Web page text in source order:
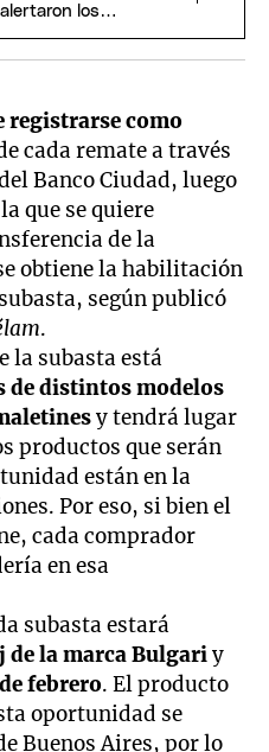
los
registrarse como
cada remate a través
Banco Ciudad, luego
que se quiere
de la
obtiene la habilitación
según publicó
.
la subasta está
de distintos modelos
y tendrá lugar
productos que serán
están en la
Por eso, si bien el
cada comprador
en esa
subasta estará
de la marca Bulgariy
febrero. El producto
oportunidad se
Buenos Aires, por lo